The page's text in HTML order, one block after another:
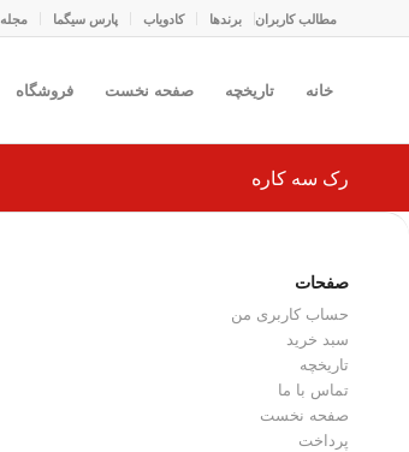
مطالب کاربران برندها کادو‌یاب پارس سیگما مجله
خانه تاریخچه صفحه نخست فروشگاه
رک سه کاره
صفحات
حساب کاربری من
سبد خرید
تاریخچه
تماس با ما
صفحه نخست
پرداخت